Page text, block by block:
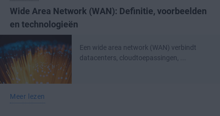
Wide Area Network (WAN): Definitie, voorbeelden
en technologieën
Een wide area network (WAN) verbindt
datacenters, cloudtoepassingen, ...
Meer lezen